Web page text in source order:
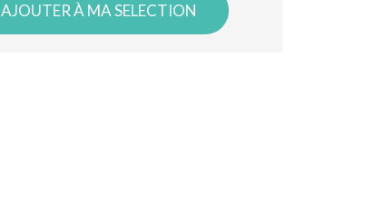
AJOUTER À MA SELECTION